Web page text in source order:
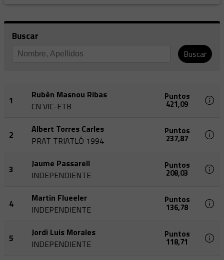
Buscar
Buscar
1
Rubèn Masnou Ribas
CN VIC-ETB
Puntos
421,09
2
Albert Torres Carles
PRAT TRIATLÓ 1994
Puntos
237,87
3
Jaume Passarell
INDEPENDIENTE
Puntos
208,03
4
Martin Flueeler
INDEPENDIENTE
Puntos
136,78
5
Jordi Luis Morales
INDEPENDIENTE
Puntos
118,71